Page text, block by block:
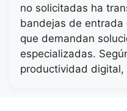
no solicitadas ha
bandejas de entrada
que demandan
especializadas.
productividad